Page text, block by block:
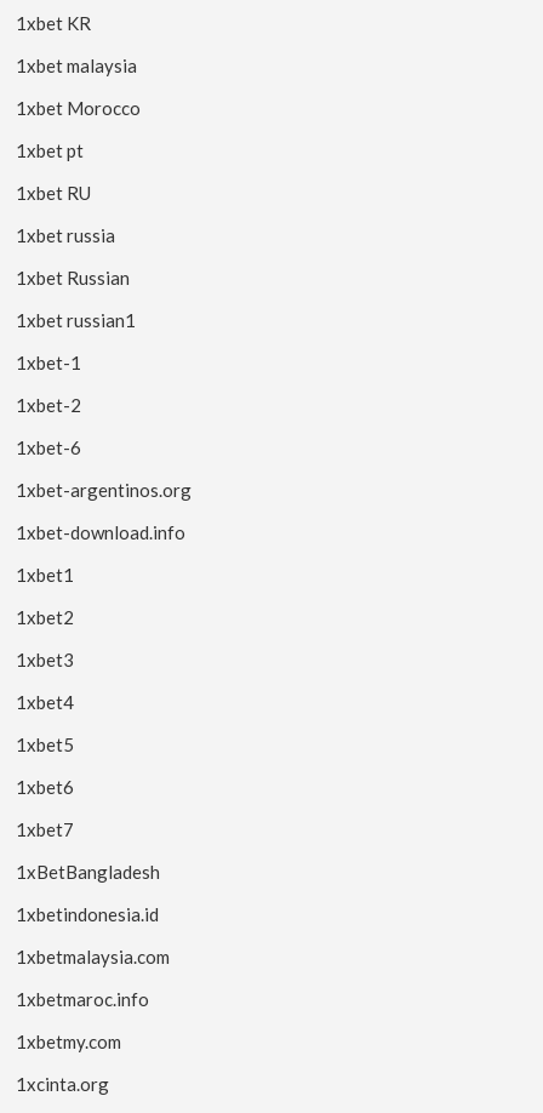
1xbet KR
1xbet malaysia
1xbet Morocco
1xbet pt
1xbet RU
1xbet russia
1xbet Russian
1xbet russian1
1xbet-1
1xbet-2
1xbet-6
1xbet-argentinos.org
1xbet-download.info
1xbet1
1xbet2
1xbet3
1xbet4
1xbet5
1xbet6
1xbet7
1xBetBangladesh
1xbetindonesia.id
1xbetmalaysia.com
1xbetmaroc.info
1xbetmy.com
1xcinta.org